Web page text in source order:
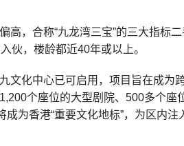
高，合称“九龙湾三宝”的三大指标
伙，楼龄都近40年或以上。
文化中心已可启用，项目旨在成为
个座位的大型剧院、500多个座
为香港“重要文化地标”，为区内